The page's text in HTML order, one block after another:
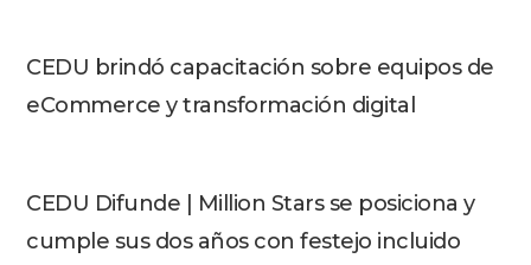
CEDU brindó capacitación sobre equipos de
eCommerce y transformación digital
CEDU Difunde | Million Stars se posiciona y
cumple sus dos años con festejo incluido